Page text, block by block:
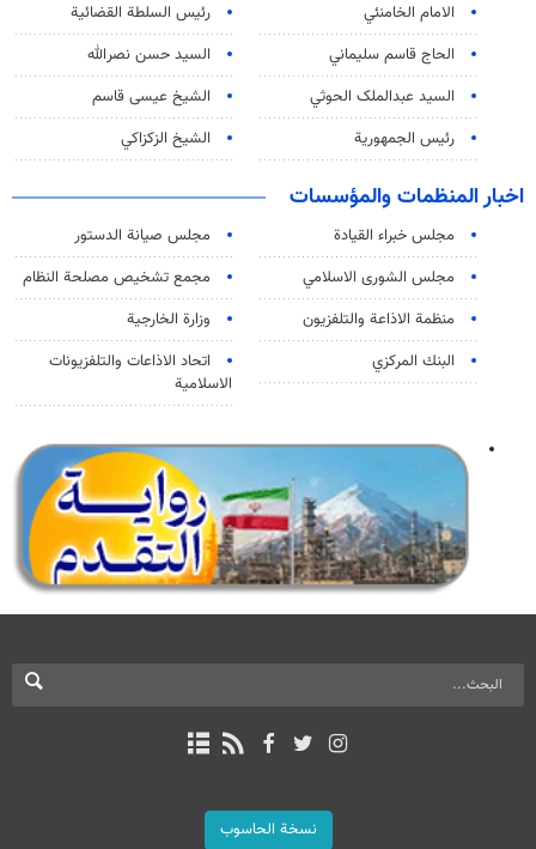
الامام الخامنئي
رئیس السلطة القضائیة
الحاج قاسم سليماني
السيد حسن نصرالله
السید عبدالملک الحوثي
الشيخ عيسى قاسم
رئيس الجمهورية
الشيخ الزكزاكي
اخبار المنظمات والمؤسسات
مجلس خبراء القيادة
مجلس صيانة الدستور
مجلس الشورى الاسلامي
مجمع تشخيص مصلحة النظام
منظمة الاذاعة والتلفزیون
وزارة الخارجية
البنك المركزي
اتحاد الاذاعات والتلفزيونات
الاسلامية
نسخة الحاسوب